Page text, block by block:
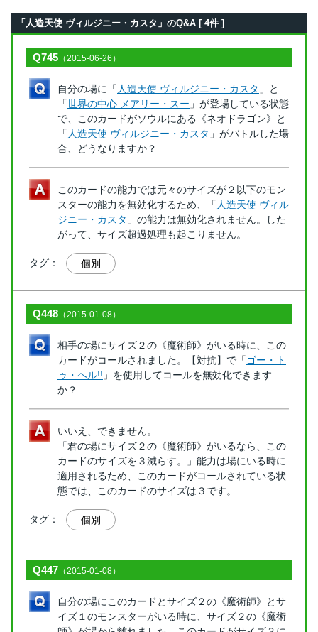
「人造天使 ヴィルジニー・カスタ」のQ&A [ 4件 ]
Q745 （2015-06-26）
自分の場に「 人造天使 ヴィルジニー・カスタ 」と
「世界の中心 メアリー・スー 」が登場している状態
で、このカードがソウルにある《ネオドラゴン》と
「 人造天使 ヴィルジニー・カスタ 」がバトルした場
合、どうなりますか？
このカードの能力では元々のサイズが２以下のモン
スターの能力を無効化するため、「 人造天使 ヴィル
ジニー・カスタ 」の能力は無効化されません。した
がって、サイズ超過処理も起こりません。
タグ： 個別
Q448 （2015-01-08）
相手の場にサイズ２の《魔術師》がいる時に、この
カードがコールされました。【対抗】で「ゴー・ト
ゥ・ヘル!! 」を使用してコールを無効化できます
か？
いいえ、できません。
「君の場にサイズ２の《魔術師》がいるなら、この
カードのサイズを３減らす。」能力は場にいる時に
適用されるため、このカードがコールされている状
態では、このカードのサイズは３です。
タグ： 個別
Q447 （2015-01-08）
自分の場にこのカードとサイズ２の《魔術師》とサ
イズ１のモンスターがいる時に、サイズ２の《魔術